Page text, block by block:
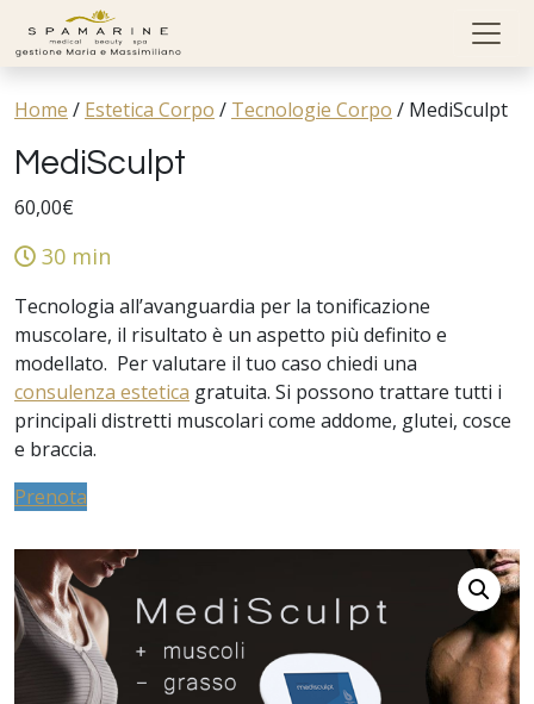
Skip to content
Home / Estetica Corpo / Tecnologie Corpo / MediSculpt
MediSculpt
60,00€
30 min
Tecnologia all’avanguardia per la tonificazione
muscolare, il risultato è un aspetto più definito e
modellato. Per valutare il tuo caso chiedi una
consulenza estetica gratuita. Si possono trattare tutti i
principali distretti muscolari come addome, glutei, cosce
e braccia.
Prenota